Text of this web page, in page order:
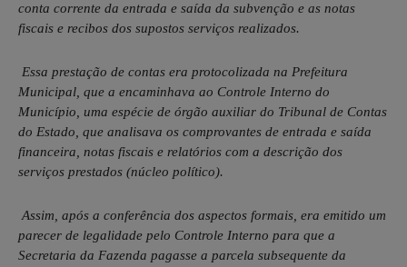
conta corrente da entrada e saída da subvenção e as notas
fiscais e recibos dos supostos serviços realizados.
Essa prestação de contas era protocolizada na Prefeitura
Municipal, que a encaminhava ao Controle Interno do
Município, uma espécie de órgão auxiliar do Tribunal de Contas
do Estado, que analisava os comprovantes de entrada e saída
financeira, notas fiscais e relatórios com a descrição dos
serviços prestados (núcleo político).
Assim, após a conferência dos aspectos formais, era emitido um
parecer de legalidade pelo Controle Interno para que a
Secretaria da Fazenda pagasse a parcela subsequente da